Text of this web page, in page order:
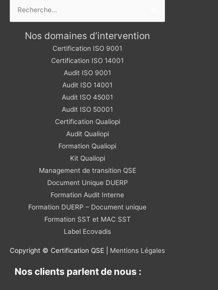
Nos domaines d’intervention
Certification ISO 9001
Certification ISO 14001
Audit ISO 9001
Audit ISO 14001
Audit ISO 45001
Audit ISO 50001
Certification Qualiopi
Audit Qualiopi
Formation Qualiopi
Kit Qualiopi
Management de transition QSE
Document Unique DUERP
Formation Audit Interne
Formation DUERP – Document unique
Formation SST et MAC SST
Label Ecovadis
Copyright © Certification QSE | Mentions Légales
Nos clients parlent de nous :